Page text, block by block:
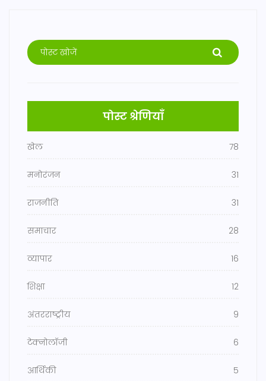
पोस्ट श्रेणियाँ
खेल 78
मनोरंजन 31
राजनीति 31
समाचार 28
व्यापार 16
शिक्षा 12
अंतरराष्ट्रीय 9
टेक्नोलॉजी 6
आर्थिकी 5